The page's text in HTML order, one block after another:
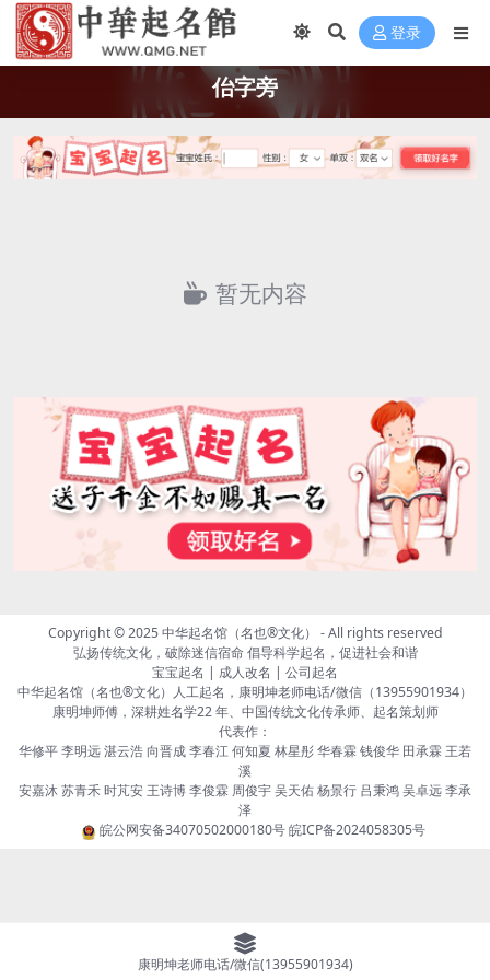
登录
佁字旁
暂无内容
Copyright © 2025中华起名馆（名也®文化） - All rights reserved
弘扬传统文化，破除迷信宿命 倡导科学起名，促进社会和谐
宝宝起名 | 成人改名 | 公司起名
中华起名馆（名也®文化）人工起名，康明坤老师电话/微信（13955901934）
康明坤师傅，深耕姓名学22 年、中国传统文化传承师、起名策划师
代表作：
华修平 李明远 湛云浩 向晋成 李春江 何知夏 林星彤 华春霖 钱俊华 田承霖 王若
溪
安嘉沐 苏青禾 时芃安 王诗博 李俊霖 周俊宇 吴天佑 杨景行 吕秉鸿 吴卓远 李承
泽
皖公网安备34070502000180号皖ICP备2024058305号
康明坤老师电话/微信(13955901934)